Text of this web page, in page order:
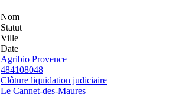
Nom
Statut
Ville
Date
Agribio Provence
484108048
Clôture liquidation judiciaire
Le Cannet-des-Maures